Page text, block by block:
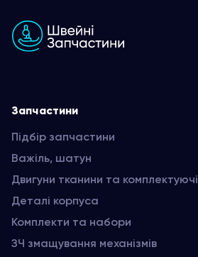
Запчастини
Підбір запчастини
Важіль, шатун
Двигуни тканини та комплектуючі
Деталі корпуса
Комплекти та набори
ЗЧ змащування механізмів